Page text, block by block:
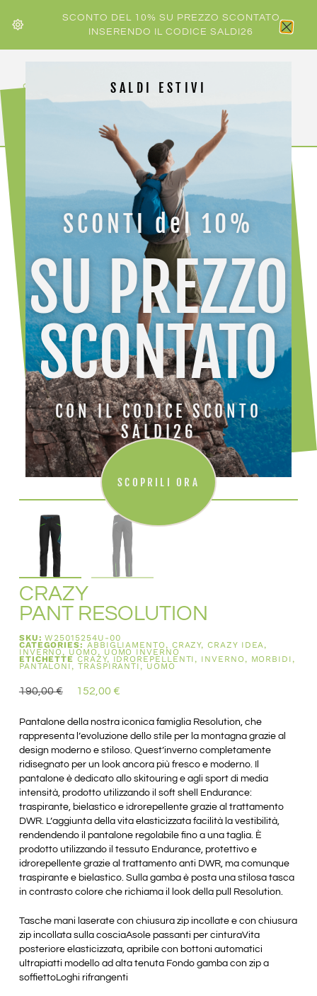
SCONTO DEL 10% SU PREZZO SCONTATO
INSERENDO IL CODICE SALDI26
HOME /UOMO / CRAZY PANT RESOLUTION
CRAZY
PANT RESOLUTION
SKU:W25015254U-00
CATEGORIES: ABBIGLIAMENTO , CRAZY,CRAZY IDEA,
INVERNO , UOMO , UOMO INVERNO
ETICHETTE CRAZY, IDROREPELLENTI , INVERNO , MORBIDI ,
PANTALONI , TRASPIRANTI , UOMO
190,00€ 152,00 €
Pantalone della nostra iconica famiglia Resolution, che
rappresenta l’evoluzione dello stile per la montagna grazie al
design moderno e stiloso. Quest’inverno completamente
ridisegnato per un look ancora più fresco e moderno. Il
pantalone è dedicato allo skitouring e agli sport di media
intensità, prodotto utilizzando il soft shell Endurance:
traspirante, bielastico e idrorepellente grazie al trattamento
DWR. L’aggiunta della vita elasticizzata facilità la vestibilità,
rendendendo il pantalone regolabile fino a una taglia. È
prodotto utilizzando il tessuto Endurance, protettivo e
idrorepellente grazie al trattamento anti DWR, ma comunque
traspirante e bielastico. Sulla gamba è posta una stilosa tasca
in contrasto colore che richiama il look della pull Resolution.
Tasche mani laserate con chiusura zip incollate e con chiusura
zip incollata sulla cosciaAsole passanti per cinturaVita
posteriore elasticizzata, apribile con bottoni automatici
ultrapiatti modello ad alta tenuta Fondo gamba con zip a
soffiettoLoghi rifrangenti
SALDI ESTIVI
SCONTI del 10%
SU PREZZO
SCONTATO
CON IL CODICE SCONTO
SALDI26
SCOPRILI ORA